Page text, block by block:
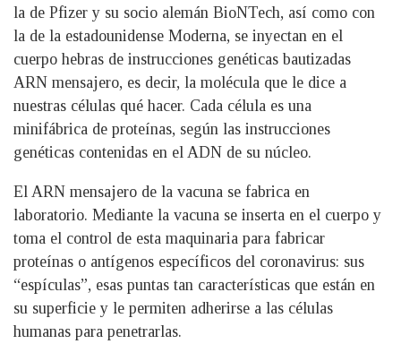
la de Pfizer y su socio alemán BioNTech, así como con
la de la estadounidense Moderna, se inyectan en el
cuerpo hebras de instrucciones genéticas bautizadas
ARN mensajero, es decir, la molécula que le dice a
nuestras células qué hacer. Cada célula es una
minifábrica de proteínas, según las instrucciones
genéticas contenidas en el ADN de su núcleo.
El ARN mensajero de la vacuna se fabrica en
laboratorio. Mediante la vacuna se inserta en el cuerpo y
toma el control de esta maquinaria para fabricar
proteínas o antígenos específicos del coronavirus: sus
“espículas”, esas puntas tan características que están en
su superficie y le permiten adherirse a las células
humanas para penetrarlas.